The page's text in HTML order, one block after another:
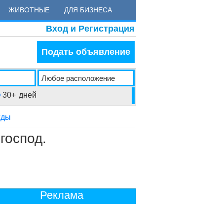
ЖИВОТНЫЕ ДЛЯ БИЗНЕСА
Вход и Регистрация
Подать объявление
30+ дней
Реклама